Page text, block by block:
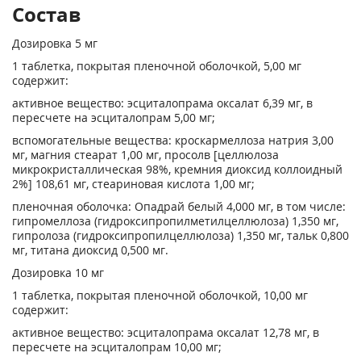
Состав
Дозировка 5 мг
1 таблетка, покрытая пленочной оболочкой, 5,00 мг
содержит:
активное вещество: эсциталопрама оксалат 6,39 мг, в
пересчете на эсциталопрам 5,00 мг;
вспомогательные вещества: кроскармеллоза натрия 3,00
мг, магния стеарат 1,00 мг, просолв [целлюлоза
микрокристаллическая 98%, кремния диоксид коллоидный
2%] 108,61 мг, стеариновая кислота 1,00 мг;
пленочная оболочка: Опадрай белый 4,000 мг, в том числе:
гипромеллоза (гидроксипропилметилцеллюлоза) 1,350 мг,
гипролоза (гидроксипропилцеллюлоза) 1,350 мг, тальк 0,800
мг, титана диоксид 0,500 мг.
Дозировка 10 мг
1 таблетка, покрытая пленочной оболочкой, 10,00 мг
содержит:
активное вещество: эсциталопрама оксалат 12,78 мг, в
пересчете на эсциталопрам 10,00 мг;